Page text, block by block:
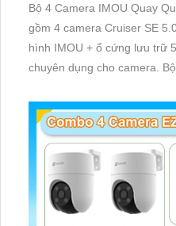
Bộ 4 Camera IMOU Quay
gồm 4 camera Cruiser SE
hình IMOU + ổ cứng lưu trữ
chuyên dụng cho camera.
cần giám sát ngoài trời